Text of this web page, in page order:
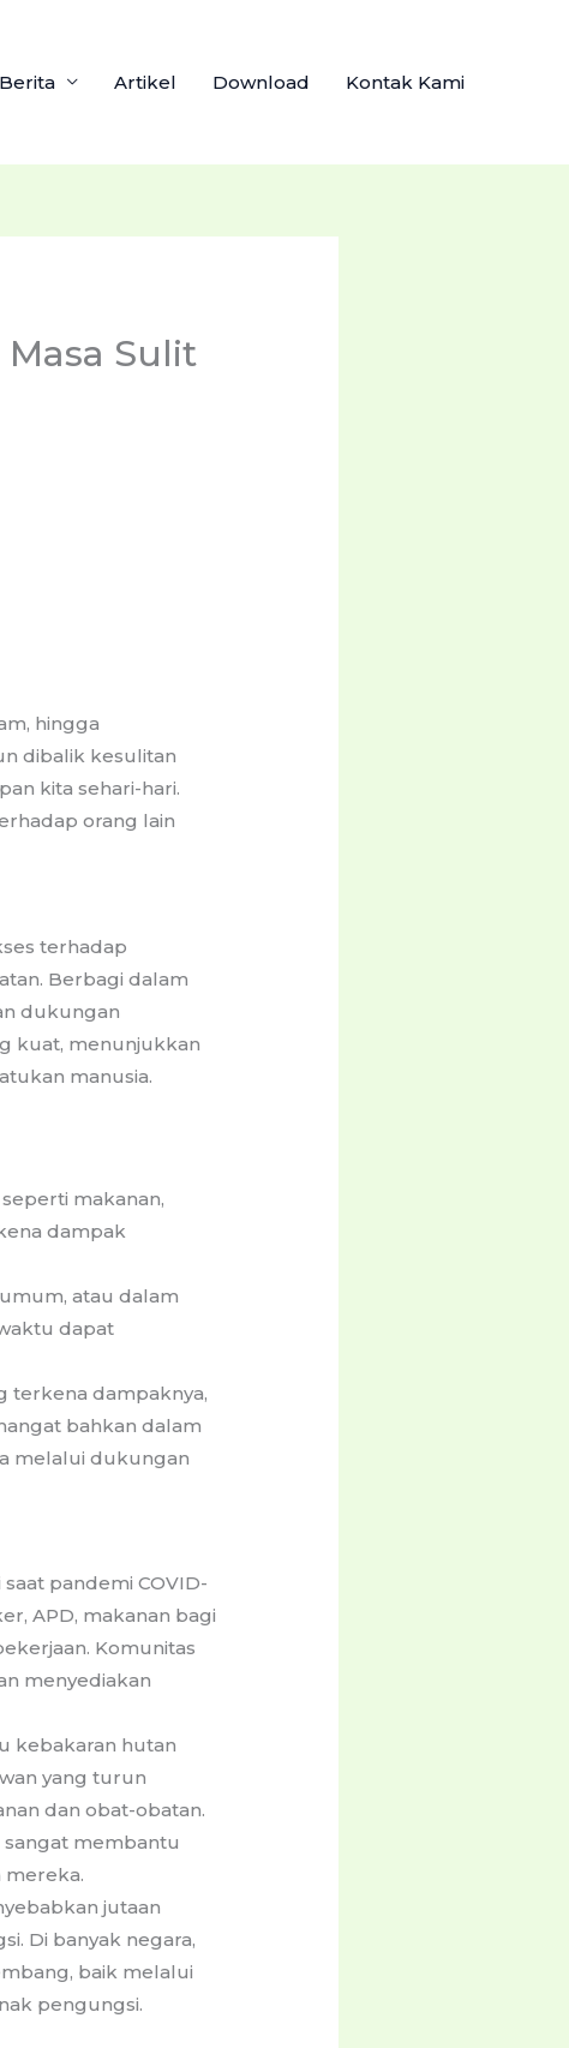
Berita Artikel Download Kontak Kami
Sulit
hingga
dibalik kesulitan
kita sehari-hari.
orang lain
terhadap
Berbagi dalam
dukungan
kuat, menunjukkan
manusia.
makanan,
dampak
atau dalam
dapat
terkena dampaknya,
bahkan dalam
melalui dukungan
pandemi COVID-
APD, makanan bagi
Komunitas
menyediakan
kebakaran hutan
yang turun
dan obat-obatan.
sangat membantu
jutaan
Di banyak negara,
baik melalui
pengungsi.